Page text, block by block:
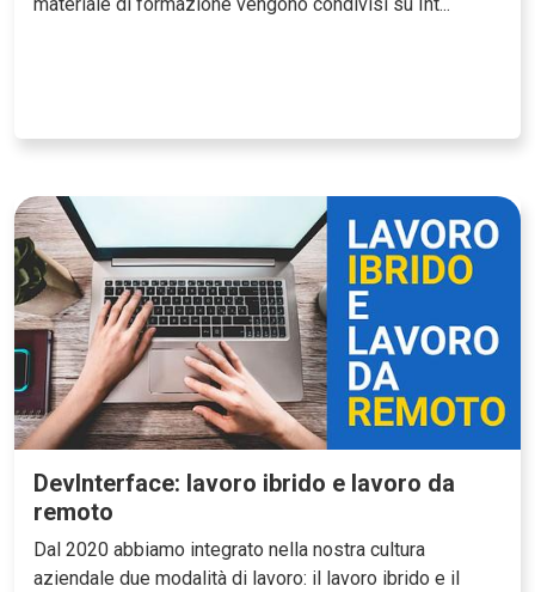
materiale di formazione vengono condivisi su Int...
DevInterface: lavoro ibrido e lavoro da
remoto
Dal 2020 abbiamo integrato nella nostra cultura
aziendale due modalità di lavoro: il lavoro ibrido e il